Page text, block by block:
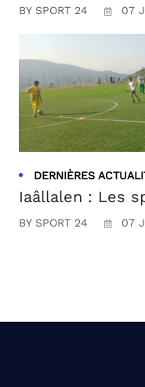
BY SPORT 24 07
DERNIÈRES
Iaâllalen : Les
BY SPORT 24 07